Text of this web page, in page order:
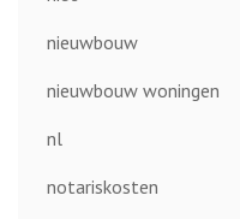
nieuwbouw
nieuwbouw woningen
nl
notariskosten